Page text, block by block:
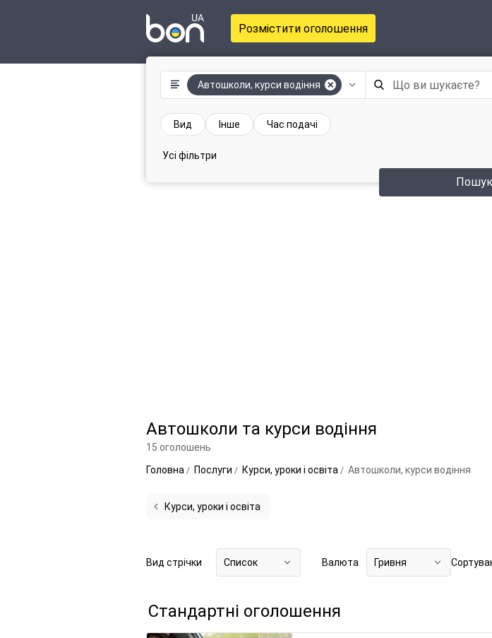
Розмістити оголошення
Автошколи, курси водіння
Пошук
Вид Інше Час подачі
Усі фільтри
Автошколи та курси водіння
15 оголошень
Головна
Послуги Курси, уроки і освіта Автошколи, курси водіння
Курси, уроки і освіта
Вид стрічки Список Валюта Гривня
Стандартні оголошення